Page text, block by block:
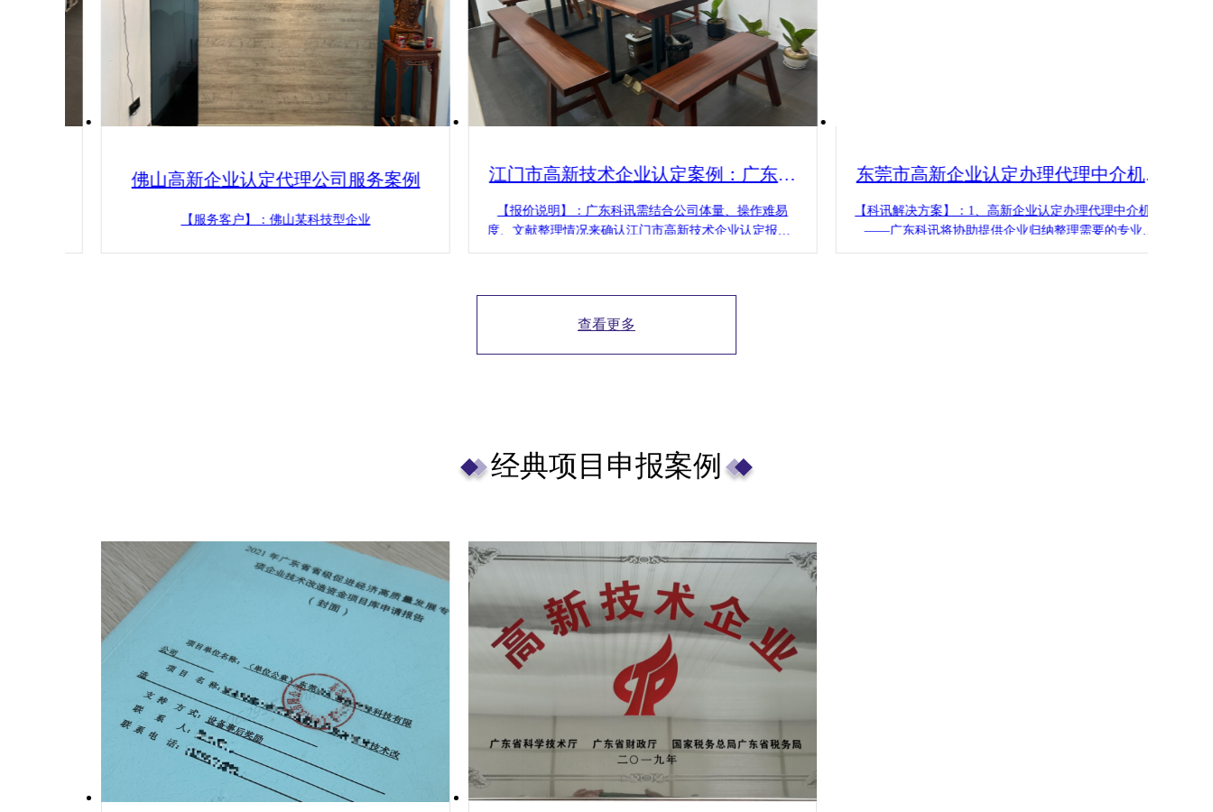
佛山高新企业认定代理公司服务案例
【服务客户】：佛山某科技型企业
江门市高新技术企业认定案例：广东科
【报价说明】：广东科讯需结合公司体量、操作难易
度、文献整理情况来确认江门市高新技术企业认定报价~
若您有实际需求，可将内资消耗及影响反馈，为您免费
东莞市高新企业认定办理代理中介机构
【科讯解决方案】：1、高新企业认定办理代理中介机构
——广东科讯将协助提供企业归纳整理需要的专业资
料，包括科研成果、专利、技术论文等，并协助企业编
查看更多
经典项目申报案例